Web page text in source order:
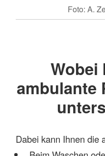
Foto: A.
Wobei
ambulante
Dabei kann Ihnen die